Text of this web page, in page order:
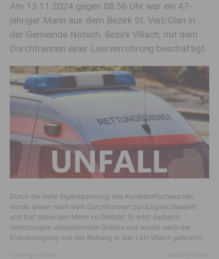
Am 13.11.2024 gegen 08.56 Uhr war ein 47-
jähriger Mann aus dem Bezirk St. Veit/Glan in
der Gemeinde Nötsch, Bezirk Villach, mit dem
Durchtrennen einer Leerverrohrung beschäftigt.
Durch die hohe Eigenspannung des Kunststoffschlauches
wurde dieser nach dem Durchtrennen zurückgeschleudert
und traf dabei den Mann im Gesicht. Er erlitt dadurch
Verletzungen unbestimmten Grades und wurde nach der
Erstversorgung von der Rettung in das LKH Villach gebracht.